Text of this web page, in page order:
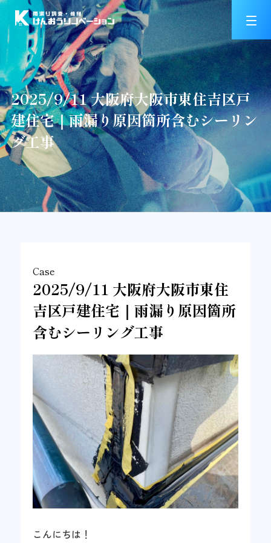
2025/9/11 大阪府大阪市東住吉区戸
建住宅｜雨漏り原因箇所含むシーリン
グ工事
Case
2025/9/11 大阪府大阪市東住
吉区戸建住宅｜雨漏り原因箇所
含むシーリング工事
こんにちは！